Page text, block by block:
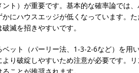
ト）が重要です。基本的な確率論では
にハウスエッジが低くなっています。
滅を招きやすいです。
ット（パーリー法、1-3-2-6など）を用
り破綻しやすいため注意が必要です。